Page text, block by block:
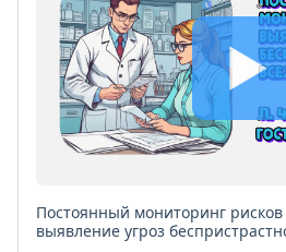
Постоянный мониторинг
выявление угроз